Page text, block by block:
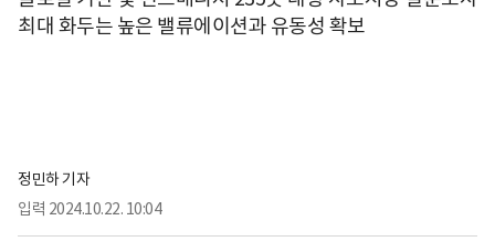
최대 화두는 높은 밸류에이션과 유동성 확보
정민하 기자
입력 2024.10.22. 10:04